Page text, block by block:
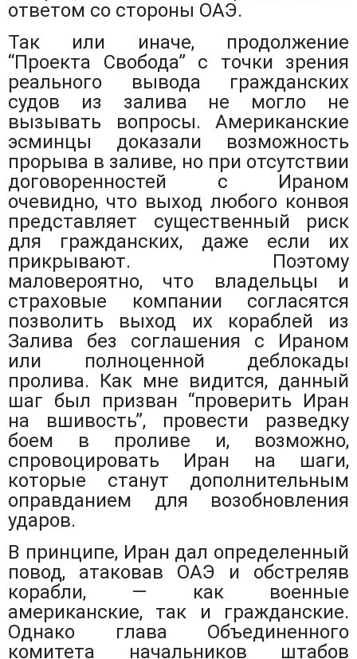
ответом со стороны ОАЭ.
Так или иначе, продолжение
“Проекта Свобода” с точки зрения
реального вывода гражданских
судов из залива не могло не
вызывать вопросы. Американские
эсминцы доказали возможность
прорыва в заливе, но при отсутствии
договоренностей с Ираном
очевидно, что выход любого конвоя
представляет существенный риск
для гражданских, даже если их
прикрывают. Поэтому
маловероятно, что владельцы и
страховые компании согласятся
позволить выход их кораблей из
Залива без соглашения с Ираном
или полноценной деблокады
пролива. Как мне видится, данный
шаг был призван “проверить Иран
на вшивость”, провести разведку
боем в проливе и, возможно,
спровоцировать Иран на шаги,
которые станут дополнительным
оправданием для возобновления
ударов.
В принципе, Иран дал определенный
повод, атаковав ОАЭ и обстреляв
корабли, — как военные
американские, так и гражданские.
Однако глава Объединенного
комитета начальников штабов